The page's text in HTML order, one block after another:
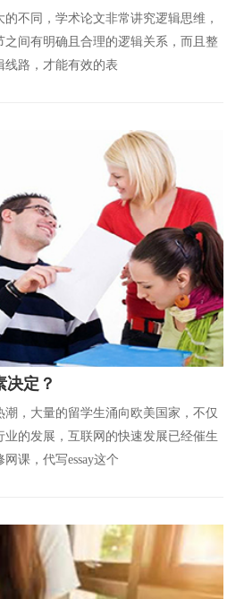
不同，学术论文非常讲究逻辑思维，
间有明确且合理的逻辑关系，而且整
线路，才能有效的表
决定？
，大量的留学生涌向欧美国家，不仅
的发展，互联网的快速发展已经催生
课，代写essay这个